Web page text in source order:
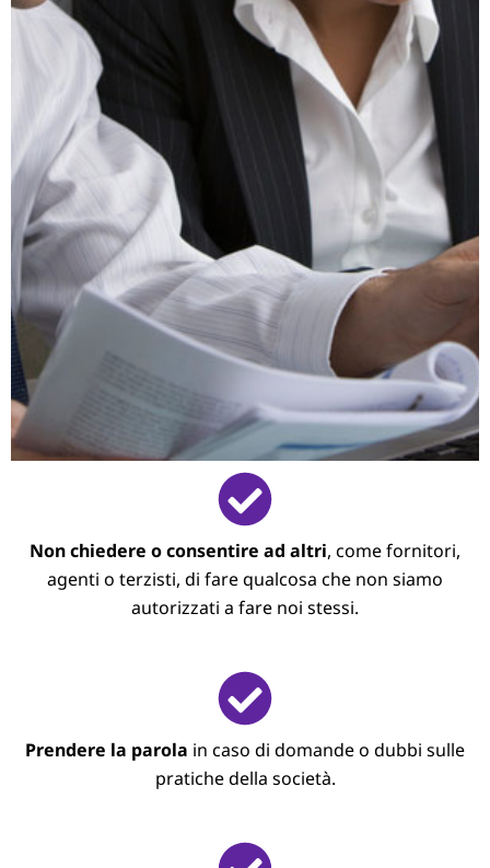
Non chiedere o consentire ad altri, come fornitori,
agenti o terzisti, di fare qualcosa che non siamo
autorizzati a fare noi stessi.
Prendere la parola in caso di domande o dubbi sulle
pratiche della società.